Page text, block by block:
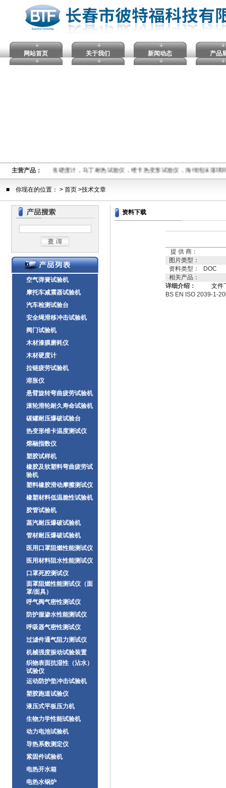
网站首页 关于我们 新闻动态 产品
主营产品：
验仪，塑料球压痕硬度计，马丁耐热试验仪，维卡热变形试验仪，海绵泡沫落
■ 你现在的位置： > 首页 >技术文章
空气弹簧试验机
摩托车减震器试验机
汽车检测试验台
安全绳滑移冲击试验机
阀门试验机
木材漆膜磨耗仪
木材硬度计
拉链疲劳试验机
溶胀仪
悬臂旋转弯曲疲劳试验机
滚轮滑轮耐久寿命试验机
碳罐耐压爆破试验台
热变形维卡温度测试仪
熔融指数仪
塑胶试样机
橡胶及软塑料弯曲疲劳试
验机
塑料橡胶滑动摩擦测试仪
橡塑材料低温脆性试验机
胶管试验机
蒸汽耐压爆破试验机
管材耐压爆破试验机
医用口罩阻燃性能测试仪
医用材料阻水性能测试仪
口罩死腔测试仪
面罩阻燃性能测试仪（面
罩/面具）
呼气阀气密性测试仪
防护服渗水性能测试仪
呼吸器气密性测试仪
过滤件通气阻力测试仪
机械强度振动试验装置
织物表面抗湿性（沾水）
试验仪
运动防护垫冲击试验机
塑胶跑道试验仪
液压式平板压力机
生物力学性能试验机
动力电池试验机
导热系数测定仪
紧固件试验机
电热开水箱
电热水锅炉
资料下载
提 供 商：
图片类型：
资料类型：
DOC
相关产品：
详细介绍：
文件
BS EN ISO 2039-1-